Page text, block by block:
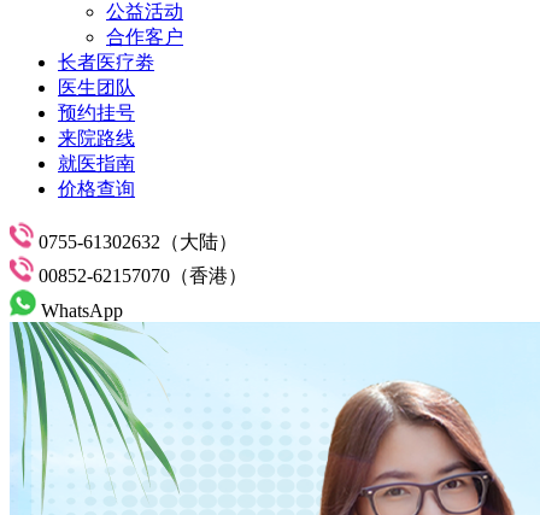
公益活动
合作客户
长者医疗劵
医生团队
预约挂号
来院路线
就医指南
价格查询
0755-61302632（大陆）
00852-62157070（香港）
WhatsApp